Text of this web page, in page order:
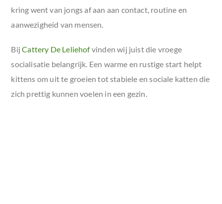
kring went van jongs af aan aan contact, routine en
aanwezigheid van mensen.
BijCattery De Leliehofvinden wij juist die vroege
socialisatie belangrijk. Een warme en rustige start helpt
kittens om uit te groeien tot stabiele en sociale katten die
zich prettig kunnen voelen in een gezin.